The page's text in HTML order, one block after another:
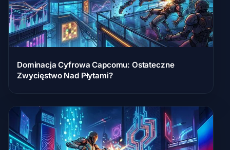
Dominacja Cyfrowa Capcomu: Ostateczne
Zwycięstwo Nad Płytami?